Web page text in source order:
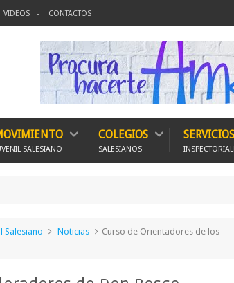
VIDEOS CONTACTOS
SALESIANO
COLEGIOS
SALESIANOS
SERVICIOS
Salesiano Noticias
Curso de Orientadores de los